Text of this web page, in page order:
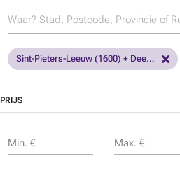
Sint-Pieters-Leeuw (1600) + Deelgemeenten
PRIJS
Min. € Max. €